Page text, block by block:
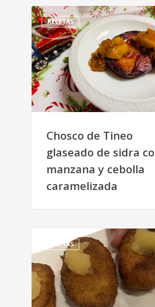
RECETAS
Chosco de Tineo
glaseado de sidra
manzana y cebolla
caramelizada
RECETAS